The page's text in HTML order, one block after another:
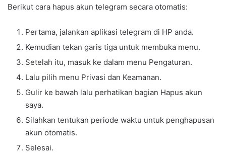
Berikut cara hapus akun telegram secara otomatis:
Pertama, jalankan aplikasi telegram di HP anda.
Kemudian tekan garis tiga untuk membuka menu.
Setelah itu, masuk ke dalam menu Pengaturan.
Lalu pilih menu Privasi dan Keamanan.
Gulir ke bawah lalu perhatikan bagian Hapus akun
saya.
Silahkan tentukan periode waktu untuk penghapusan
akun otomatis.
Selesai.